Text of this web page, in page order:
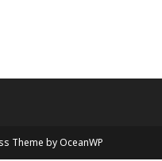
Theme by OceanWP